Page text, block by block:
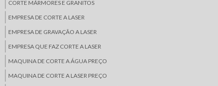
CORTE MÁRMORES E GRANITOS
EMPRESA DE CORTE A LASER
EMPRESA DE GRAVAÇÃO A LASER
EMPRESA QUE FAZ CORTE A LASER
MAQUINA DE CORTE A ÁGUA PREÇO
MAQUINA DE CORTE A LASER PREÇO